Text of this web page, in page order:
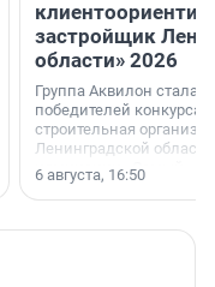
застройщик
области» 2026
Группа Аквилон стала
победителей конкурса
строительная
Ленинградской области
номинации «Самый
застройщик
области».
6 августа, 16:50